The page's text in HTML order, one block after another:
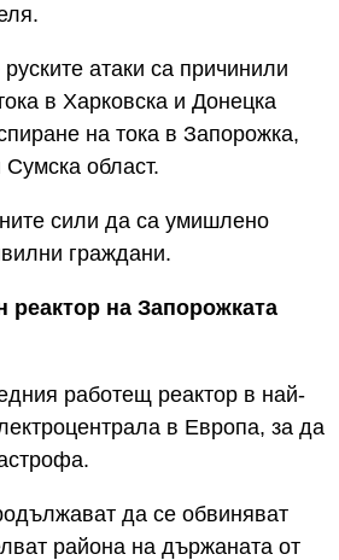
атаки са причинили
в Харковска и Донецка
на тока в Запорожка,
област.
сили да са умишлено
граждани.
реактор на Запорожката
работещ реактор в най-
в Европа, за да
да се обвиняват
района на държаната от